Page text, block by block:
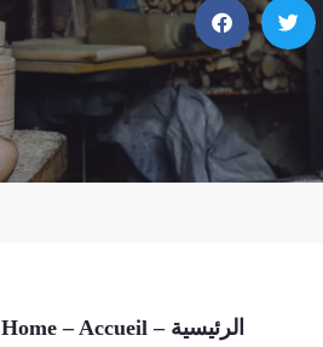
Home– Accueil– الرئيسية